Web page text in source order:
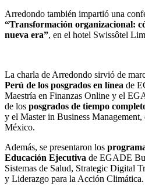
Arredondo también impartió una
“Transformación organizacional:
nueva era”, en el hotel Swissôtel
La charla de Arredondo sirvió de
Perú de los posgrados en línea de
Maestría en Finanzas Online y el
de los posgrados de tiempo
y el Master in Business
México.
Además, se presentaron los
Educación Ejecutiva de EGADE
Sistemas de Salud, Strategic Digital
y Liderazgo para la Acción Climática.